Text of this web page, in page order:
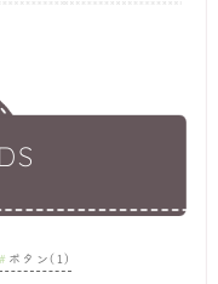
ボタン(1)